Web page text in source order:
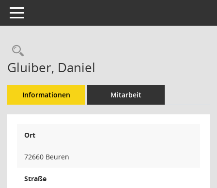
Toggle navigation
Rechercheauswahl
Gluiber, Daniel
Informationen Mitarbeit
Ort
72660 Beuren
Straße